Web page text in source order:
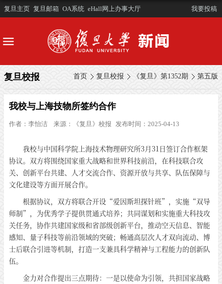
复旦主页 复旦邮箱 OA系统 eHall网上办事大厅 我要投稿
首页 复旦校报 《复旦》第1352期 第五版
复旦校报
我校与上海技物所签约合作
作者： 李怡洁 来源： 《复旦》校报 发布时间：2025-04-13
我校与中国科学院上海技术物理研究所3月31日签订合作框架
协议。双方将围绕国家重大战略和世界科技前沿，在科技联合攻
关、创新平台共建、人才交流合作、资源开放与共享、队伍保障与
文化建设等方面开展合作。
根据协议，双方将联合开设“爱因斯坦探针班”，实施“双导
师制”，为优秀学子提供贯通式培养；共同谋划和实施重大科技攻
关任务，协作共建国家级和省部级创新平台，推动空天信息、智能
感知、量子科技等前沿领域的突破；畅通高层次人才双向流动、博
士后联合引进等机制，打造一支兼具科学精神与工程能力的创新队
伍。
金力对合作提出三点期待：一是以使命为引领，共担国家战略